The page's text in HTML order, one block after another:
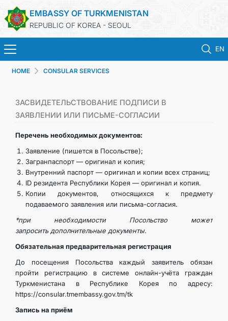
EMBASSY OF TURKMENISTAN
REPUBLIC OF KOREA - SEOUL
EN
HOME
NEWS
ONLINE CONSULAR REGISTRATION OF CITIZENS
TURKMENISTAN
HOME CONSULAR SERVICES
ЗАСВИДЕТЕЛЬСТВОВАНИЕ ПОДПИСИ В
ЗАЯВЛЕНИИ ИЛИ ПИСЬМЕ-СОГЛАСИИ
Перечень необходимых документов:
Заявление (пишется в Посольстве);
Загранпаспорт — оригинал и копия;
Внутренний паспорт — оригинал и копии всех страниц;
ID резидента Республики Корея — оригинал и копия.
Копии документов, относящихся к предмету
подаваемого заявления или письма-согласия.
*при необходимости Посольство может
запросить дополнительные документы.
Обязательная предварительная регистрация
До посещения Посольства каждый заявитель обязан
пройти регистрацию в системе онлайн-учёта граждан
Туркменистана в Республике Корея по адресу:
https://consular.tmembassy.gov.tm/tk
Запись на приём